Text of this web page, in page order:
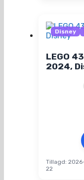
Disney
LEGO
2024,
Tillagd:
22